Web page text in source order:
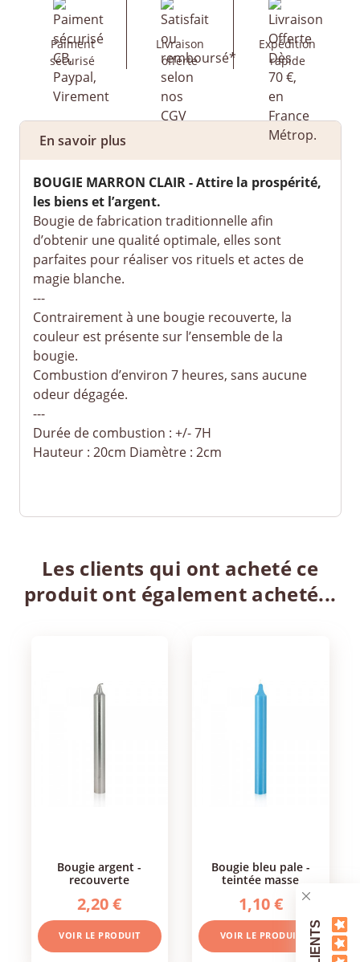
Paiment
sécurisé
Livraison
offerte
Expédition
rapide
En savoir plus
BOUGIE MARRON CLAIR - Attire la prospérité,
les biens et l’argent.
Bougie de fabrication traditionnelle afin
d’obtenir une qualité optimale, elles sont
parfaites pour réaliser vos rituels et actes de
magie blanche.
---
Contrairement à une bougie recouverte, la
couleur est présente sur l’ensemble de la
bougie.
Combustion d’environ 7 heures, sans aucune
odeur dégagée.
---
Durée de combustion : +/- 7H
Hauteur : 20cm Diamètre : 2cm
Les clients qui ont acheté ce
produit ont également acheté...
bougie argent -
recouverte
2,20 €
VOIR LE PRODUIT
bougie bleu pale -
teintée masse
1,10 €
VOIR LE PRODUIT